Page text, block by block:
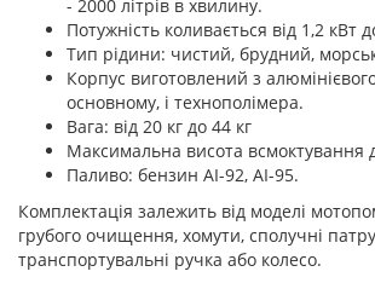
- 2000 літрів в хвилину.
Потужність коливається від 1,2 кВт
Тип рідини: чистий, брудний,
Корпус виготовлений з
основному, і технополімера.
Вага: від 20 кг до 44 кг
Максимальна висота всмоктування
Паливо: бензин АІ-92, АІ-95.
Комплектація залежить від моделі
грубого очищення, хомути, сполучні
транспортувальні ручка або колесо.